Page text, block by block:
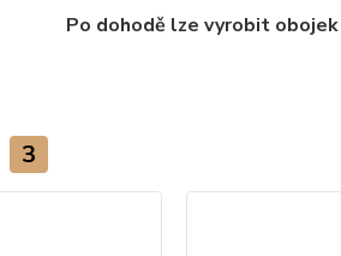
Po dohodě lze vyrobit
3